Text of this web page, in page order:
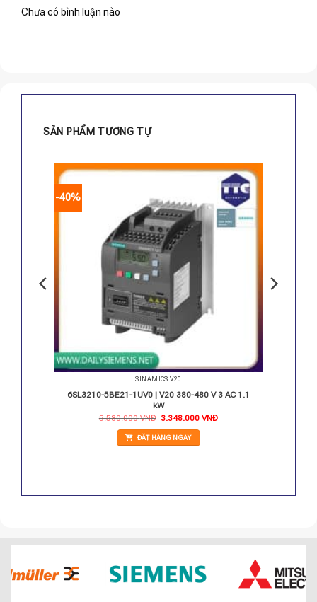
Chưa có bình luận nào
SẢN PHẨM TƯƠNG TỰ
-40%
SINAMICS V20
6SL3210-5BE21-1UV0 | V20 380-480 V 3 AC 1.1
kW
5.580.000VNĐ Giá
là:
5.580.000 VNĐ.
3.348.000VNĐGiá
ĐẶT HÀNG NGAY